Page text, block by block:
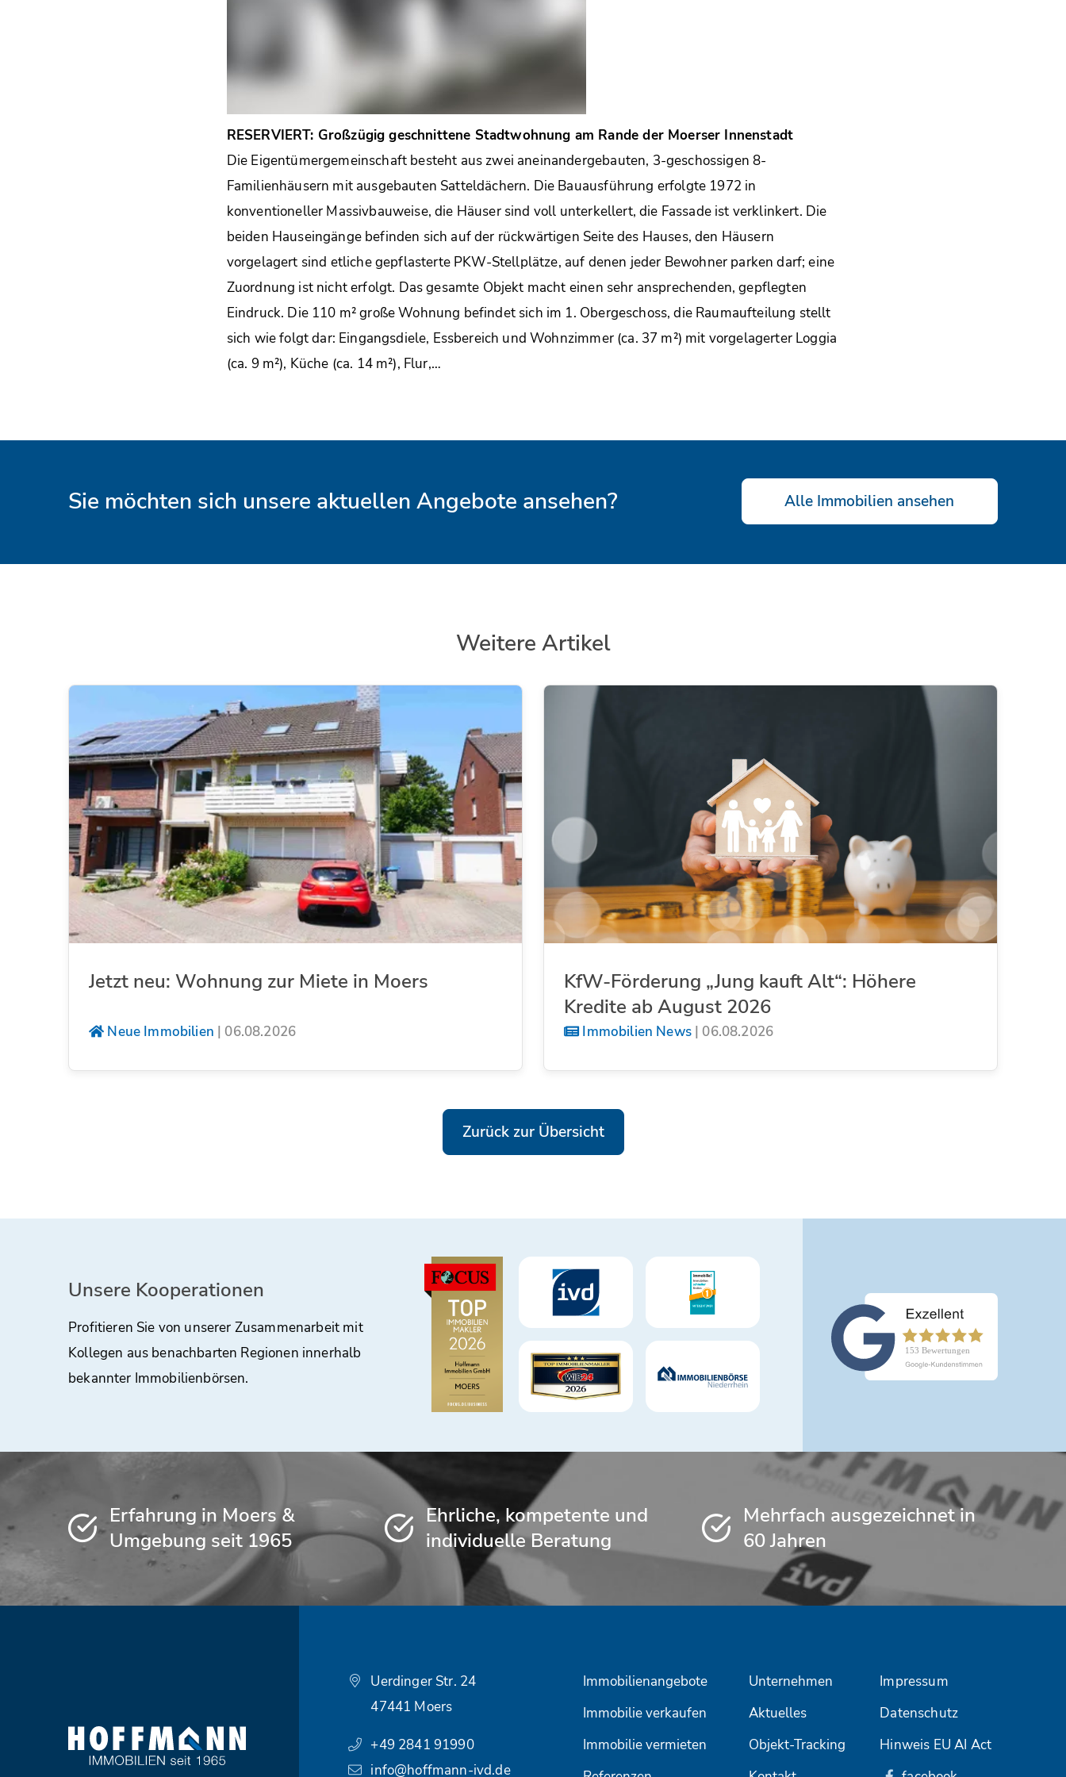
RESERVIERT: Großzügig geschnittene Stadtwohnung am Rande der Moerser Innenstadt
Die Eigentümergemeinschaft besteht aus zwei aneinandergebauten, 3-geschossigen 8-
Familienhäusern mit ausgebauten Satteldächern. Die Bauausführung erfolgte 1972 in
konventioneller Massivbauweise, die Häuser sind voll unterkellert, die Fassade ist verklinkert. Die
beiden Hauseingänge befinden sich auf der rückwärtigen Seite des Hauses, den Häusern
vorgelagert sind etliche gepflasterte PKW-Stellplätze, auf denen jeder Bewohner parken darf; eine
Zuordnung ist nicht erfolgt. Das gesamte Objekt macht einen sehr ansprechenden, gepflegten
Eindruck. Die 110 m² große Wohnung befindet sich im 1. Obergeschoss, die Raumaufteilung stellt
sich wie folgt dar: Eingangsdiele, Essbereich und Wohnzimmer (ca. 37 m²) mit vorgelagerter Loggia
(ca. 9 m²), Küche (ca. 14 m²), Flur,…
Sie möchten sich unsere aktuellen Angebote ansehen? Alle Immobilien ansehen
Weitere Artikel
Jetzt neu: Wohnung zur Miete in Moers
Neue Immobilien | 06.08.2026
KfW-Förderung „Jung kauft Alt“: Höhere
Kredite ab August 2026
Immobilien News| 06.08.2026
Zurück zur Übersicht
Unsere Kooperationen
Profitieren Sie von unserer Zusammenarbeit mit
Kollegen aus benachbarten Regionen innerhalb
bekannter Immobilienbörsen.
Erfahrung in Moers &
Umgebung seit 1965
Ehrliche, kompetente und
individuelle Beratung
Mehrfach ausgezeichnet in
60 Jahren
Uerdinger Str. 24
47441 Moers
+49 2841 91990
info@hoffmann-ivd.de
Immobilienangebote
Unternehmen
Immobilie verkaufen
Aktuelles
Immobilie vermieten
Objekt-Tracking
Impressum
Datenschutz
Hinweis EU AI Act